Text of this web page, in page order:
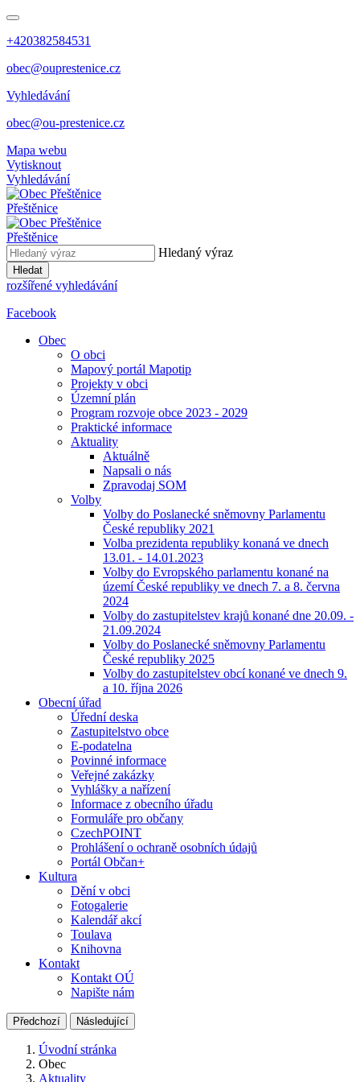
+420382584531
obec@ouprestenice.cz
Vyhledávání
obec@ou-prestenice.cz
Mapa webu
Vytisknout
Vyhledávání
Přeštěnice
Přeštěnice
Hledaný výraz
Hledat
rozšířené vyhledávání
Facebook
Obec
O obci
Mapový portál Mapotip
Projekty v obci
Územní plán
Program rozvoje obce 2023 - 2029
Praktické informace
Aktuality
Aktuálně
Napsali o nás
Zpravodaj SOM
Volby
Volby do Poslanecké sněmovny Parlamentu
České republiky 2021
Volba prezidenta republiky konaná ve dnech
13.01. - 14.01.2023
Volby do Evropského parlamentu konané na
území České republiky ve dnech 7. a 8. června
2024
Volby do zastupitelstev krajů konané dne 20.09. -
21.09.2024
Volby do Poslanecké sněmovny Parlamentu
České republiky 2025
Volby do zastupitelstev obcí konané ve dnech 9.
a 10. října 2026
Obecní úřad
Úřední deska
Zastupitelstvo obce
E-podatelna
Povinné informace
Veřejné zakázky
Vyhlášky a nařízení
Informace z obecního úřadu
Formuláře pro občany
CzechPOINT
Prohlášení o ochraně osobních údajů
Portál Občan+
Kultura
Dění v obci
Fotogalerie
Kalendář akcí
Toulava
Knihovna
Kontakt
Kontakt OÚ
Napište nám
Předchozí Následující
Úvodní stránka
Obec
Aktuality